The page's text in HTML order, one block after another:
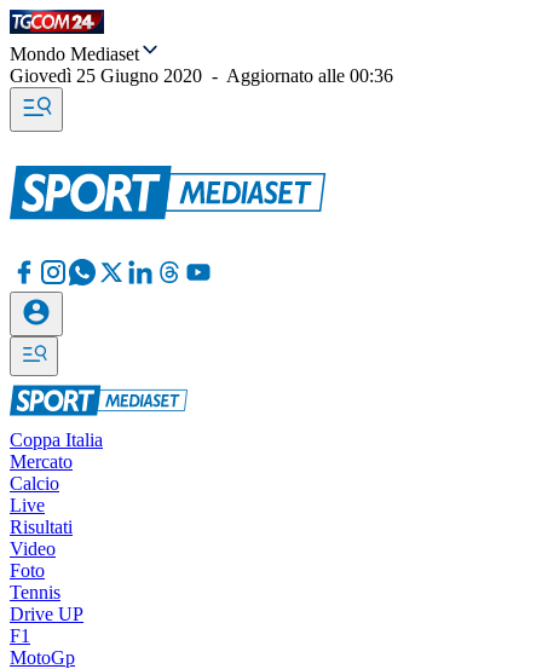
Mondo Mediaset
Giovedì 25 Giugno 2020 - Aggiornato alle 00:36
Coppa Italia
Mercato
Calcio
Live
Risultati
Video
Foto
Tennis
Drive UP
F1
MotoGp